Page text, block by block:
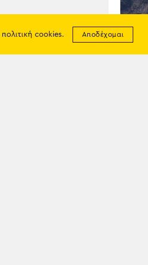
πολιτική cookies. Αποδέχομαι